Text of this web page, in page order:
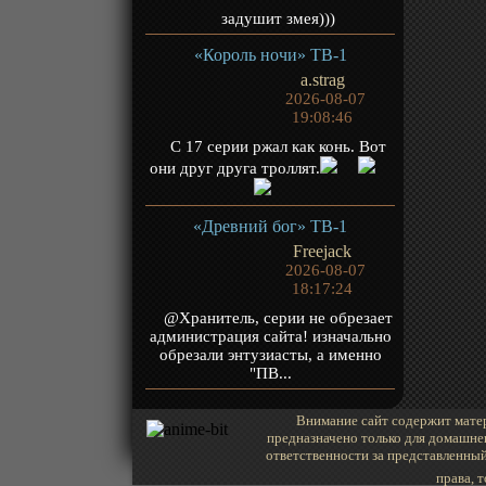
задушит змея)))
«Король ночи» ТВ-1
a.strag
2026-08-07
19:08:46
С 17 серии ржал как конь. Вот
они друг друга троллят.
«Древний бог» ТВ-1
Freejack
2026-08-07
18:17:24
@Хранитель, серии не обрезает
администрация сайта! изначально
обрезали энтузиасты, а именно
"ПВ...
Внимание сайт содержит
предназначено только для
ответственности за
права,